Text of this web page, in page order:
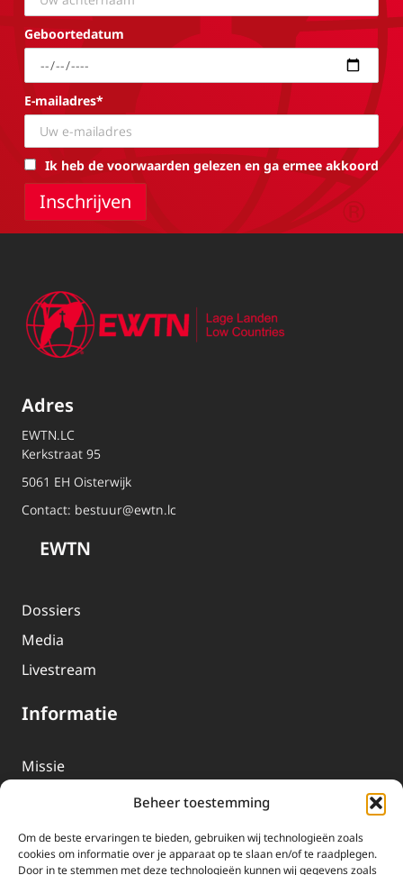
Beheer toestemming
Om de beste ervaringen te bieden, gebruiken wij technologieën zoals
cookies om informatie over je apparaat op te slaan en/of te raadplegen.
Door in te stemmen met deze technologieën kunnen wij gegevens zoals
Geboortedatum
E-mailadres*
Ik heb de voorwaarden gelezen en ga ermee akkoord
Adres
EWTN.LC
Kerkstraat 95
5061 EH Oisterwijk
Contact: bestuur@ewtn.lc
EWTN
Dossiers
Media
Livestream
Informatie
Missie
EWTN-Team